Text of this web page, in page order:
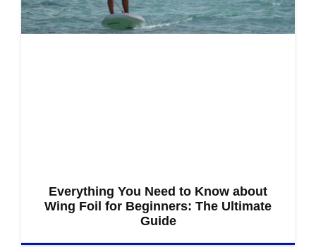
Everything You Need to Know about
Wing Foil for Beginners: The Ultimate
Guide